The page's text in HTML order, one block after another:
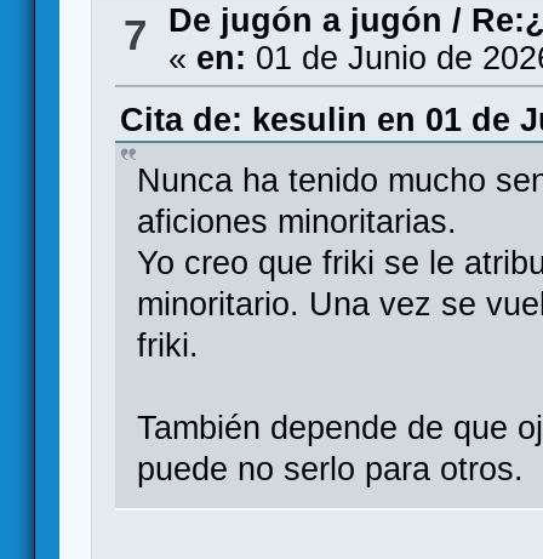
7 De jugón a jugón /
« en: 01 de Junio de
Cita de: kesulin en 01 de
Nunca ha tenido mucho
aficiones minoritarias.
Yo creo que friki se le
minoritario. Una vez se
friki.
También depende de que
puede no serlo para otros.